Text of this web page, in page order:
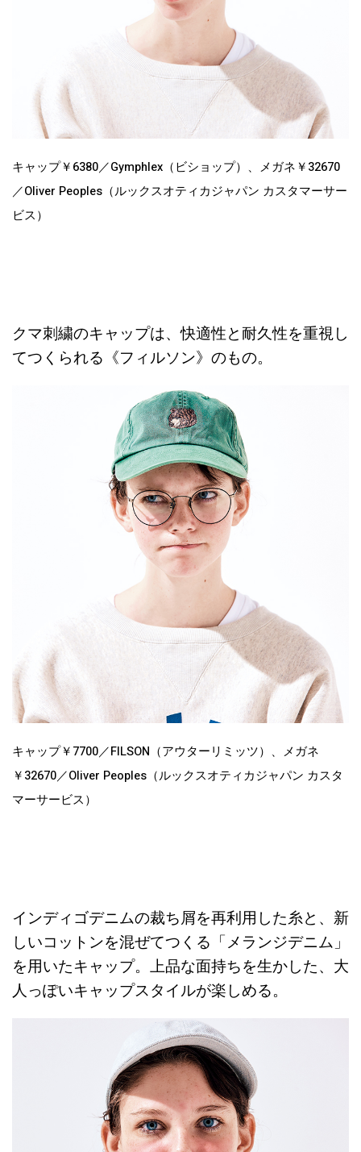
キャップ￥6380／Gymphlex（ビショップ）、メガネ￥32670
／Oliver Peoples（ルックスオティカジャパン カスタマーサー
ビス）
クマ刺繍のキャップは、快適性と耐久性を重視し
てつくられる《フィルソン》のもの。
キャップ￥7700／FILSON（アウターリミッツ）、メガネ
￥32670／Oliver Peoples（ルックスオティカジャパン カスタ
マーサービス）
インディゴデニムの裁ち屑を再利用した糸と、新
しいコットンを混ぜてつくる「メランジデニム」
を用いたキャップ。上品な面持ちを生かした、大
人っぽいキャップスタイルが楽しめる。